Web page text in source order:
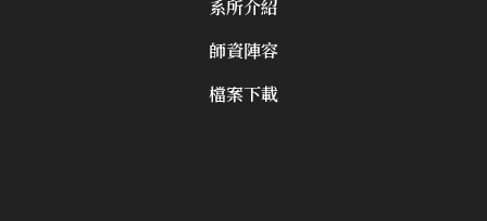
系所介紹
師資陣容
檔案下載